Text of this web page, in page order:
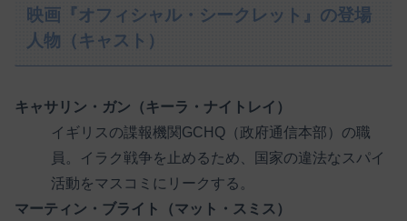
映画『オフィシャル・シークレット』の登場
人物（キャスト）
キャサリン・ガン（キーラ・ナイトレイ）
イギリスの諜報機関GCHQ（政府通信本部）の職
員。イラク戦争を止めるため、国家の違法なスパイ
活動をマスコミにリークする。
マーティン・ブライト（マット・スミス）